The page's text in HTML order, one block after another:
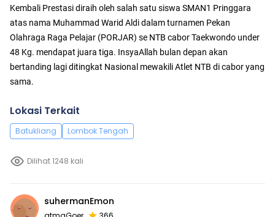
Kembali Prestasi diraih oleh salah satu siswa SMAN1 Pringgara
atas nama Muhammad Warid Aldi dalam turnamen Pekan
Olahraga Raga Pelajar (PORJAR) se NTB cabor Taekwondo under
48 Kg. mendapat juara tiga. InsyaAllah bulan depan akan
bertanding lagi ditingkat Nasional mewakili Atlet NTB di cabor yang
sama.
Lokasi Terkait
Batukliang Lombok Tengah
Dilihat 1248 kali
suhermanEmon